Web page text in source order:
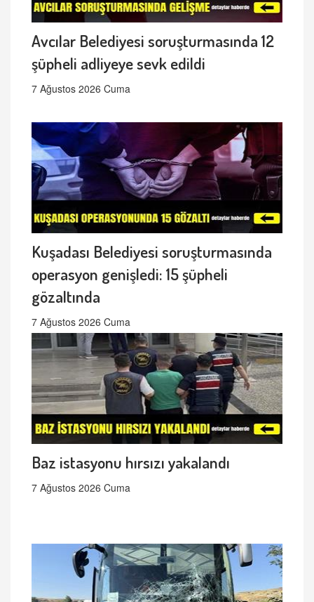
Avcılar Belediyesi soruşturmasında 12
şüpheli adliyeye sevk edildi
7 Ağustos 2026 Cuma
Kuşadası Belediyesi soruşturmasında
operasyon genişledi: 15 şüpheli
gözaltında
7 Ağustos 2026 Cuma
Baz istasyonu hırsızı yakalandı
7 Ağustos 2026 Cuma